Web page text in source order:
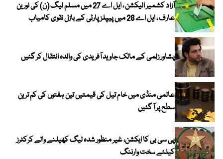
آزاد کشمیر الیکشن ، ایل اے 27 میں مسلم لیگ (ن) کی نورین
عارف ، ایل اے 28 میں پیپلز پارٹی کے بازل نقوی کامیاب
پشاور زلمی کے مالک جاوید آفریدی کی والدہ انتقال کر گئیں
عالمی منڈی میں خام تیل کی قیمتیں تین ہفتوں کی کم ترین
سطح پر آ گئیں
پی سی بی کا ایکشن، غیر منظور شدہ لیگ کھیلنے والے کرکٹرز
کیلئے سخت وارننگ